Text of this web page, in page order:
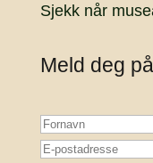
Sjekk når
Meld deg